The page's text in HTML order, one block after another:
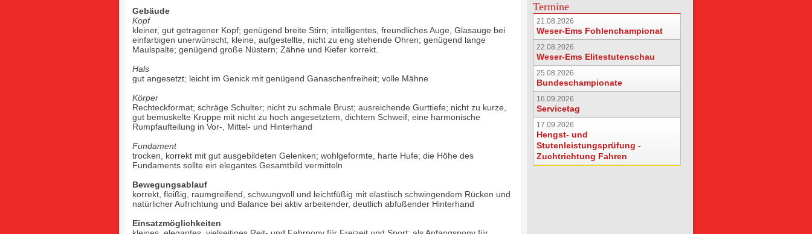
Gebäude
Kopf
kleiner, gut getragener Kopf; genügend breite Stirn; intelligentes, freundliches Auge, Glasauge bei
einfarbigen unerwünscht; kleine, aufgestellte, nicht zu eng stehende Ohren; genügend lange
Maulspalte; genügend große Nüstern; Zähne und Kiefer korrekt.
Hals
gut angesetzt; leicht im Genick mit genügend Ganaschenfreiheit; volle Mähne
Körper
Rechteckformat; schräge Schulter; nicht zu schmale Brust; ausreichende Gurttiefe; nicht zu kurze,
gut bemuskelte Kruppe mit nicht zu hoch angesetztem, dichtem Schweif; eine harmonische
Rumpfaufteilung in Vor-, Mittel- und Hinterhand
Fundament
trocken, korrekt mit gut ausgebildeten Gelenken; wohlgeformte, harte Hufe; die Höhe des
Fundaments sollte ein elegantes Gesamtbild vermitteln
Bewegungsablauf
korrekt, fleißig, raumgreifend, schwungvoll und leichtfüßig mit elastisch schwingendem Rücken und
natürlicher Aufrichtung und Balance bei aktiv arbeitender, deutlich abfußender Hinterhand
Einsatzmöglichkeiten
Termine
21.08.2026
Weser-Ems Fohlenchampionat
22.08.2026
Weser-Ems Elitestutenschau
25.08.2026
Bundeschampionate
16.09.2026
Servicetag
17.09.2026
Hengst- und
Stutenleistungsprüfung -
Zuchtrichtung Fahren